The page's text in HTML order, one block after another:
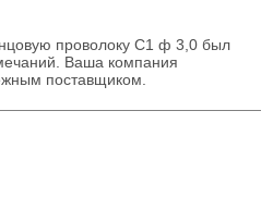
проволоку С1 ф 3,0 был
Ваша компания
поставщиком.